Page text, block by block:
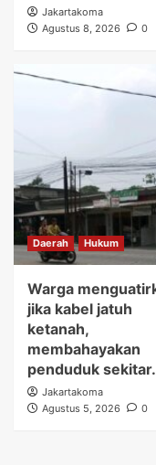
Jakartakoma
Agustus 8, 2026
0
Daerah Hukum
Warga
jika kabel jatuh
ketanah,
membahayakan
penduduk sekitar.
Jakartakoma
Agustus 5, 2026
0